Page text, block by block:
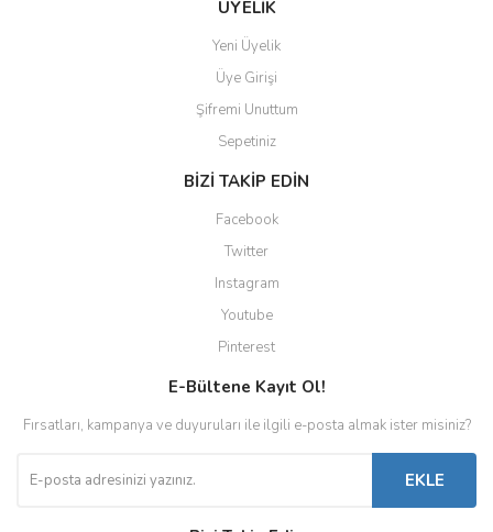
ÜYELİK
Yeni Üyelik
Üye Girişi
Şifremi Unuttum
Sepetiniz
BİZİ TAKİP EDİN
Facebook
Twitter
Instagram
Youtube
Pinterest
E-Bültene Kayıt Ol!
Fırsatları, kampanya ve duyuruları ile ilgili e-posta almak ister misiniz?
EKLE